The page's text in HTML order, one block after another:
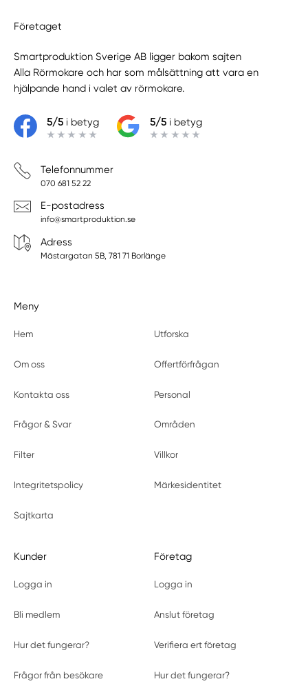
Företaget
Smartproduktion Sverige AB ligger bakom sajten
Alla Rörmokare och har som målsättning att vara en
hjälpande hand i valet av rörmokare.
5/5i betyg 5/5i betyg
Telefonnummer
070 681 52 22
E-postadress
info@smartproduktion.se
Adress
Mästargatan 5B, 781 71 Borlänge
Meny
Hem Utforska
Om oss Offertförfrågan
Kontakta oss Personal
Frågor & Svar Områden
Filter Villkor
Integritetspolicy Märkesidentitet
Sajtkarta
Kunder
Logga in
Bli medlem
Hur det fungerar?
Frågor från besökare
Företag
Logga in
Anslut företag
Verifiera ert företag
Hur det fungerar?